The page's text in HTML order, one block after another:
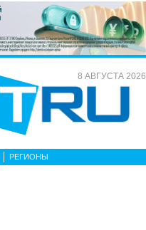
8 АВГУСТА 2026
РЕГИОНЫ